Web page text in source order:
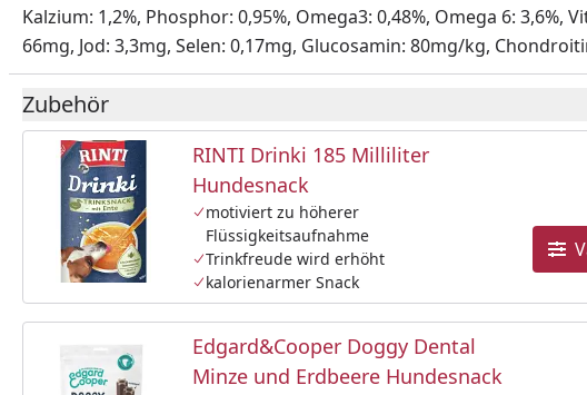
Kalzium: 1,2%, Phosphor: 0,95%, Omega3: 0,48%, Omega 6: 3,6%,
66mg, Jod: 3,3mg, Selen: 0,17mg, Glucosamin: 80mg/kg,
Zubehör
RINTI Drinki 185 Milliliter
Hundesnack
motiviert zu höherer
Flüssigkeitsaufnahme
Trinkfreude wird erhöht
kalorienarmer Snack
Edgard&Cooper Doggy Dental
Minze und Erdbeere Hundesnack